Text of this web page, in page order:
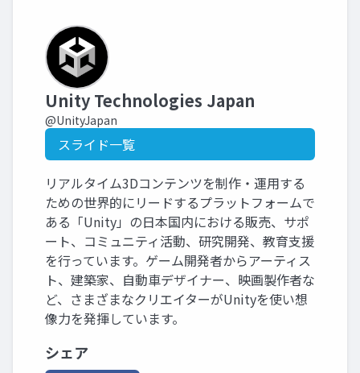
Unity Technologies Japan
@UnityJapan
スライド一覧
リアルタイム3Dコンテンツを制作・運用する
ための世界的にリードするプラットフォームで
ある「Unity」の日本国内における販売、サポ
ート、コミュニティ活動、研究開発、教育支援
を行っています。ゲーム開発者からアーティス
ト、建築家、自動車デザイナー、映画製作者な
ど、さまざまなクリエイターがUnityを使い想
像力を発揮しています。
シェア